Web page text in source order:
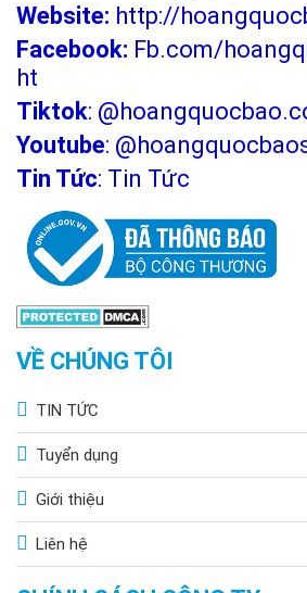
Website: http://
Facebook: Fb.com/
ht
Tiktok:
Youtube:
Tin Tức: Tin Tức
VỀ CHÚNG TÔI
TIN TỨC
Tuyển dụng
Giới thiệu
Liên hệ